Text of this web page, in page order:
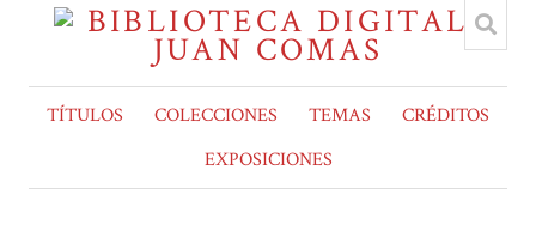
TÍTULOS COLECCIONES TEMAS
CRÉDITOS
EXPOSICIONES